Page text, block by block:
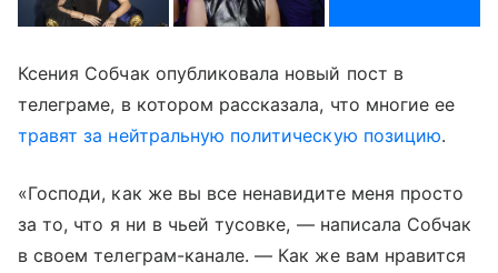
Ксения Собчак опубликовала новый пост в
телеграме, в котором рассказала, что многие ее
травят за нейтральную политическую позицию.
«Господи, как же вы все ненавидите меня просто
за то, что я ни в чьей тусовке, — написала Собчак
в своем телеграм-канале. — Как же вам нравится